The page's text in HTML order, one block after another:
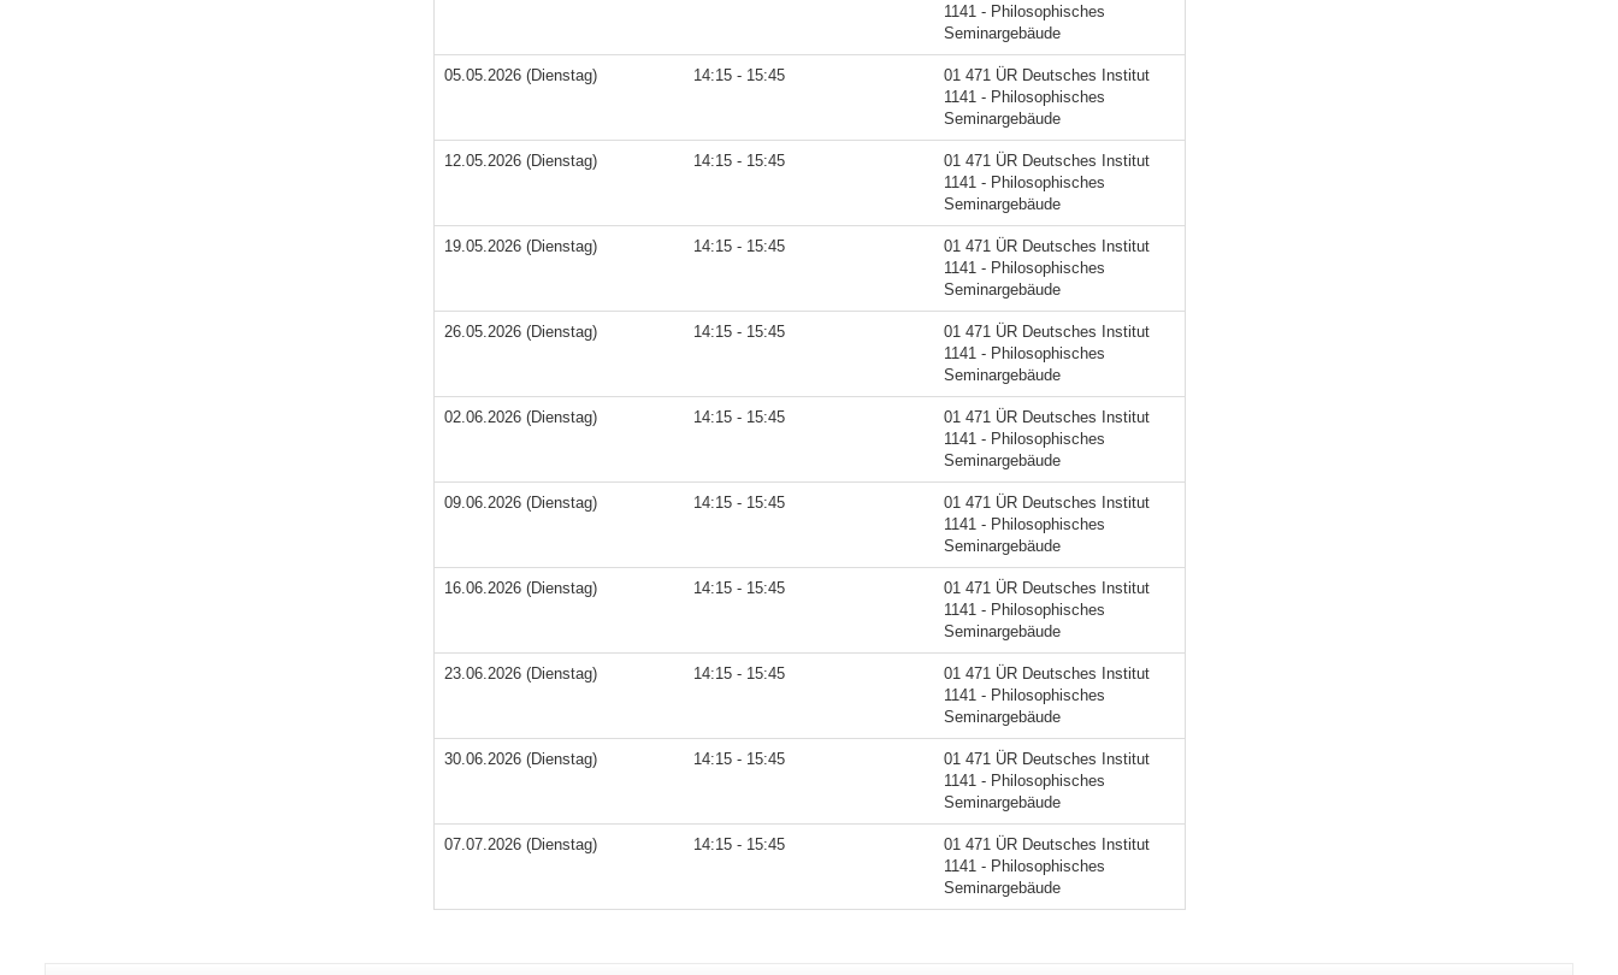
1141 - Philosophisches
Seminargebäude
05.05.2026 (Dienstag) 14:15 - 15:45
01 471 ÜR Deutsches Institut
1141 - Philosophisches
Seminargebäude
12.05.2026 (Dienstag) 14:15 - 15:45
01 471 ÜR Deutsches Institut
1141 - Philosophisches
Seminargebäude
19.05.2026 (Dienstag) 14:15 - 15:45
01 471 ÜR Deutsches Institut
1141 - Philosophisches
Seminargebäude
26.05.2026 (Dienstag) 14:15 - 15:45
01 471 ÜR Deutsches Institut
1141 - Philosophisches
Seminargebäude
02.06.2026 (Dienstag) 14:15 - 15:45
01 471 ÜR Deutsches Institut
1141 - Philosophisches
Seminargebäude
09.06.2026 (Dienstag) 14:15 - 15:45
01 471 ÜR Deutsches Institut
1141 - Philosophisches
Seminargebäude
16.06.2026 (Dienstag) 14:15 - 15:45
01 471 ÜR Deutsches Institut
1141 - Philosophisches
Seminargebäude
23.06.2026 (Dienstag) 14:15 - 15:45
01 471 ÜR Deutsches Institut
1141 - Philosophisches
Seminargebäude
30.06.2026 (Dienstag) 14:15 - 15:45
01 471 ÜR Deutsches Institut
1141 - Philosophisches
Seminargebäude
07.07.2026 (Dienstag) 14:15 - 15:45
01 471 ÜR Deutsches Institut
1141 - Philosophisches
Seminargebäude